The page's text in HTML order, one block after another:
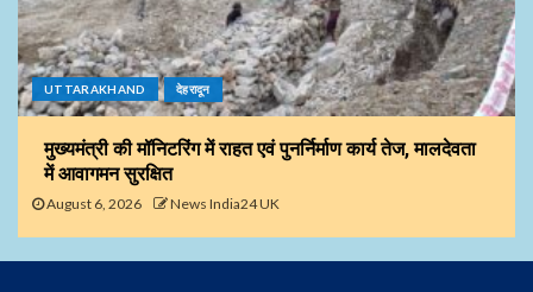
UTTARAKHAND देहरादून
मुख्यमंत्री की मॉनिटरिंग में राहत एवं पुनर्निर्माण कार्य तेज, मालदेवता
में आवागमन सुरक्षित
August 6, 2026 News India24 UK